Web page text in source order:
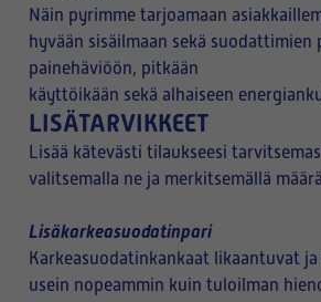
Näin pyrimme tarjoamaan
hyvään sisäilmaan sekä suodattimien
painehäviöön, pitkään
käyttöikään sekä alhaiseen
LISÄTARVIKKEET
Lisää kätevästi tilaukseesi
valitsemalla ne ja merkitsemällä
Lisäkarkeasuodatinpari
Karkeasuodatinkankaat likaantuvat
usein nopeammin kuin tuloilman